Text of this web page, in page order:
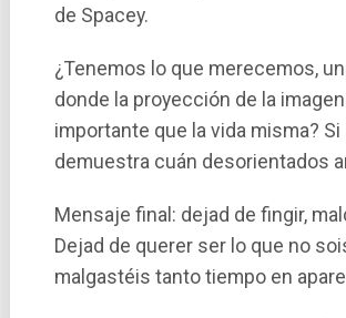
de Spacey.
¿Tenemos lo que merecemos,
donde la proyección de la
importante que la vida misma? Si
demuestra cuán desorientados
Mensaje final: dejad de fingir,
Dejad de querer ser lo que no
malgastéis tanto tiempo en